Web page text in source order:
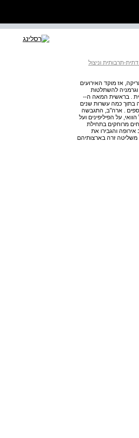
דתית-תרבותית וניצול
אמריקה, אז מוקד האירועים
הצטרפו גם בלגיה, איטליה וגרמניה להשתלטות
. בראשית המאה ה‑‑
בתוך כמה עשרות שנים
. ארה"ב, התגבשה
על הפיליפינים ועל
מרוחקים בתחילת
מערב אירופה והגבירו את
משליטה זרה בארצותיהם